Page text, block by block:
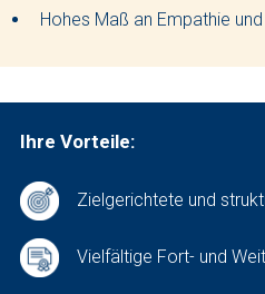
Hohes Maß an Empathie
Ihre Vorteile:
Zielgerichtete und
Vielfältige Fort- und